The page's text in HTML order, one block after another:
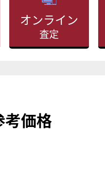
オンライン
査定
考価格